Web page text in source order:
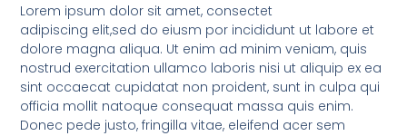
Lorem ipsum dolor sit amet, consectet
adipiscing elit,sed do eiusm por incididunt ut labore et
dolore magna aliqua. Ut enim ad minim veniam, quis
nostrud exercitation ullamco laboris nisi ut aliquip ex ea
sint occaecat cupidatat non proident, sunt in culpa qui
officia mollit natoque consequat massa quis enim.
Donec pede justo, fringilla vitae, eleifend acer sem